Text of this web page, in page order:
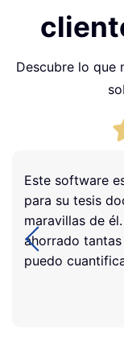
Descubre lo que
Este software
para su tesis
maravillas de
ahorrado
puedo